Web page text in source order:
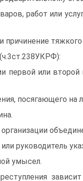
работ или
причинение
первой или
посягающего на
руководитель
умысел.